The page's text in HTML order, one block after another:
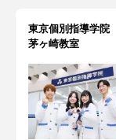
東京個別指導学
茅ヶ崎教室